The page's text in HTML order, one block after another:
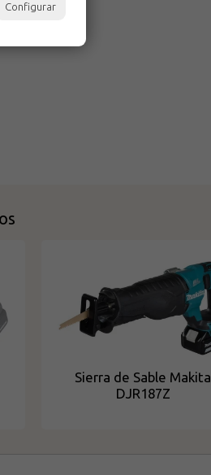
Sierra de Sable Makita
DJR187Z
Configurar